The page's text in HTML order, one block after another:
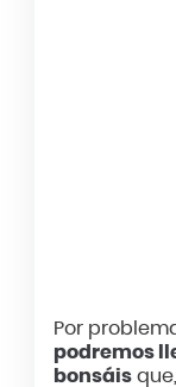
Por
podremos
bonsáis